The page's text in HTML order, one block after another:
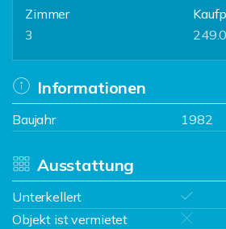
Zimmer
3
Informationen
Baujahr 1982
Ausstattung
Unterkellert
Objekt ist vermietet